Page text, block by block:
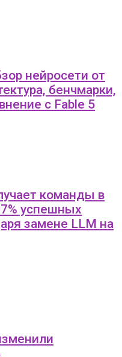
нейросети от
бенчмарки,
с Fable 5
команды в
успешных
замене LLM на